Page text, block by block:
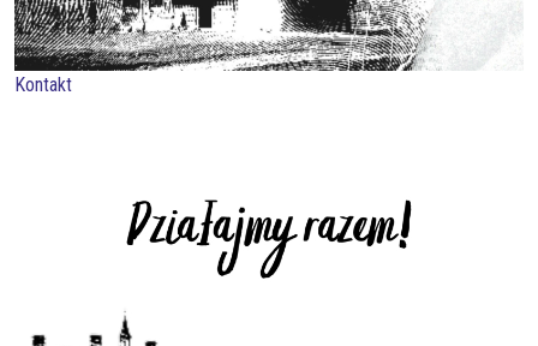
Kontakt